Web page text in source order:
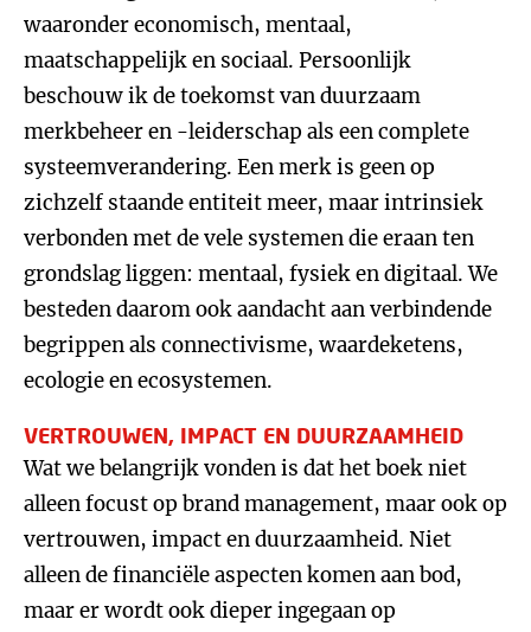
waaronder economisch, mentaal,
maatschappelijk en sociaal. Persoonlijk
beschouw ik de toekomst van duurzaam
merkbeheer en -leiderschap als een complete
systeemverandering. Een merk is geen op
zichzelf staande entiteit meer, maar intrinsiek
verbonden met de vele systemen die eraan ten
grondslag liggen: mentaal, fysiek en digitaal. We
besteden daarom ook aandacht aan verbindende
begrippen als connectivisme, waardeketens,
ecologie en ecosystemen.
VERTROUWEN, IMPACT EN DUURZAAMHEID
Wat we belangrijk vonden is dat het boek niet
alleen focust op brand management, maar ook op
vertrouwen, impact en duurzaamheid. Niet
alleen de financiële aspecten komen aan bod,
maar er wordt ook dieper ingegaan op